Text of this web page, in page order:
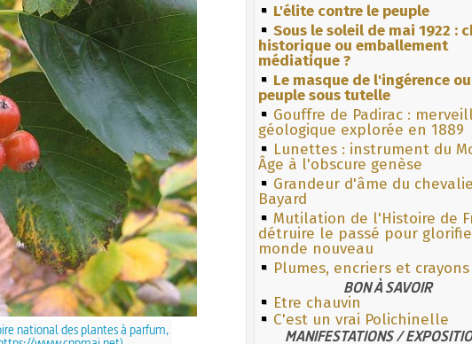
national des plantes à parfum,
L'élite contre le peuple
Sous le soleil de mai 1922 :
historique ou emballement
médiatique ?
Le masque de l'ingérence
peuple sous tutelle
Gouffre de Padirac :
géologique explorée en 1889
Lunettes : instrument du
Âge à l'obscure genèse
Grandeur d'âme du
Bayard
Mutilation de l'Histoire de
détruire le passé pour
monde nouveau
Plumes, encriers et
BON À SAVOIR
Etre chauvin
C'est un vrai Polichinelle
MANIFESTATIONS /